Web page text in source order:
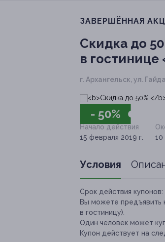
ЗАВЕРШЁННАЯ
Скидка до
в гостинице
г. Архангельск, ул.
- 50%
Начало действия
15 февраля 2019 г.
10
Условия
Срок действия купонов:
Вы можете предъявить
в гостиницу).
Один человек может
Купон действует на